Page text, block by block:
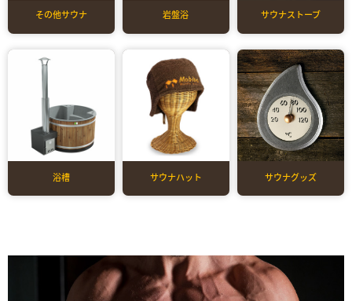
その他サウナ 岩盤浴 サウナストーブ
浴槽 サウナハット サウナグッズ